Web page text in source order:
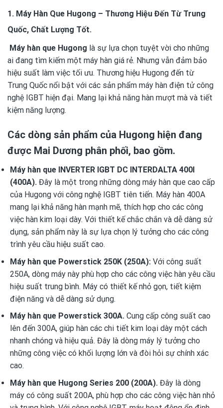
1. Máy Hàn Que Hugong – Thương Hiệu Đến Từ Trung
Quốc, Chất Lượng Tốt.
Máy hàn que Hugong là sự lựa chọn tuyệt vời cho những
ai đang tìm kiếm một máy hàn giá rẻ. Nhưng vẫn đảm bảo
hiệu suất làm việc tối ưu. Thương hiệu Hugong đến từ
Trung Quốc nổi bật với các sản phẩm máy hàn điện tử công
nghệ IGBT hiện đại. Mang lại khả năng hàn mượt mà và tiết
kiệm năng lượng.
Các dòng sản phẩm của Hugong hiện đang
được Mai Dương phân phối, bao gồm.
Máy hàn que INVERTER IGBT DC INTERDALTA 400I
(400A).Đây là một trong những dòng máy hàn que cao cấp
của Hugong với công nghệ IGBT tiên tiến. Máy hàn 400A
mang lại khả năng hàn mạnh mẽ, thích hợp cho các công
việc hàn kim loại dày. Với thiết kế chắc chắn và dễ dàng sử
dụng, sản phẩm này là sự lựa chọn lý tưởng cho các công
trình yêu cầu hiệu suất cao.
Máy hàn que Powerstick 250K (250A):Với công suất
250A, dòng máy này phù hợp cho các công việc hàn yêu cầu
hiệu suất trung bình. Máy có thiết kế nhỏ gọn, tiết kiệm
điện năng và dễ dàng sử dụng.
Máy hàn que Powerstick 300A.Cung cấp công suất cao
lên đến 300A, giúp hàn các chi tiết kim loại dày một cách
nhanh chóng và hiệu quả. Đây là dòng máy lý tưởng cho
những công việc có khối lượng lớn và đòi hỏi sự chính xác
cao.
Máy hàn que Hugong Series 200 (200A).Đây là dòng
máy có công suất 200A, phù hợp cho các công việc hàn nhỏ